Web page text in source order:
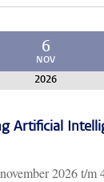
6
NOV
2026
Artificial
2026t/m